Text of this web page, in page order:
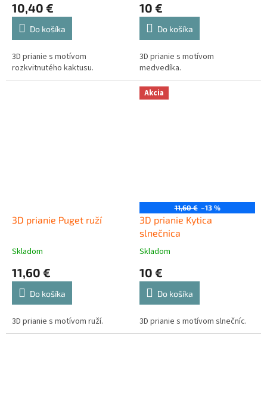
10,40 €
Do košíka
3D prianie s motívom
rozkvitnutého kaktusu.
10 €
Do košíka
3D prianie s motívom
medvedíka.
3D prianie Puget ruží
Skladom
11,60 €
Do košíka
3D prianie s motívom ruží.
Akcia
11,60 € –13 %
3D prianie Kytica
slnečnica
Skladom
10 €
Do košíka
3D prianie s motívom slnečníc.